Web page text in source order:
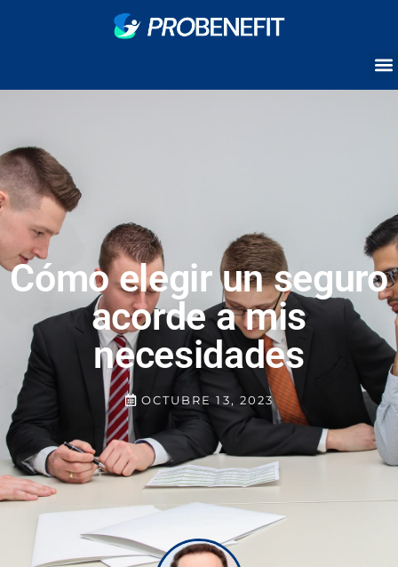
Cómo elegir un seguro
acorde a mis
necesidades
OCTUBRE 13, 2023